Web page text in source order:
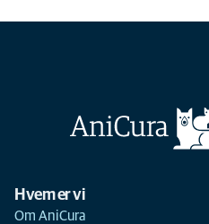
Hvem er vi
Om AniCura